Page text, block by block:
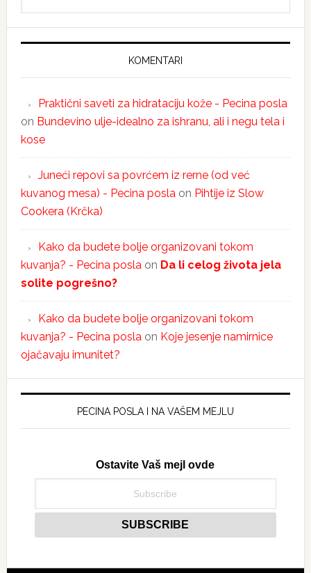
KOMENTARI
Praktični saveti za hidrataciju kože - Pecina posla
on Bundevino ulje-idealno za ishranu, ali i negu tela i
kose
Juneći repovi sa povrćem iz rerne (od već
kuvanog mesa) - Pecina poslaon Pihtije iz Slow
Cookera (Krčka)
Kako da budete bolje organizovani tokom
kuvanja? - Pecina poslaon Da li celog života jela
solite pogrešno?
Kako da budete bolje organizovani tokom
kuvanja? - Pecina poslaon Koje jesenje namirnice
ojačavaju imunitet?
PECINA POSLA I NA VAŠEM MEJLU
Ostavite Vaš mejl ovde